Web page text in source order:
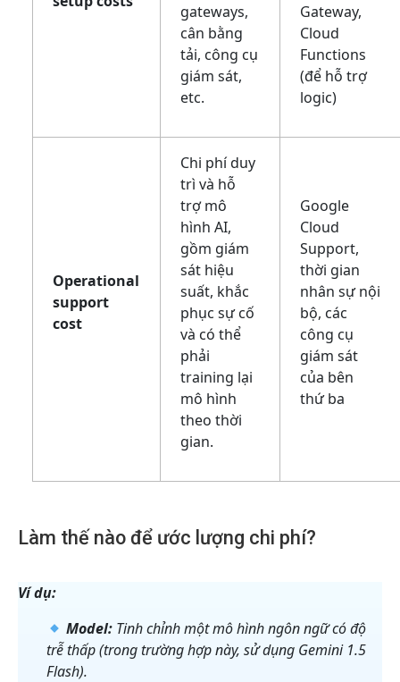
gateways,
cân bằng
tải, công cụ
giám sát,
etc.
Gateway,
Cloud
Functions
(để hỗ trợ
logic)
Operational
support
cost
Chi phí duy
trì và hỗ
trợ mô
hình AI,
gồm giám
sát hiệu
suất, khắc
phục sự cố
và có thể
phải
training lại
mô hình
theo thời
gian.
Google
Cloud
Support,
thời gian
nhân sự nội
bộ, các
công cụ
giám sát
của bên
thứ ba
Làm thế nào để ước lượng chi phí?
Ví dụ:
Model: Tinh chỉnh một mô hình ngôn ngữ có độ
trễ thấp (trong trường hợp này, sử dụng Gemini 1.5
Flash).